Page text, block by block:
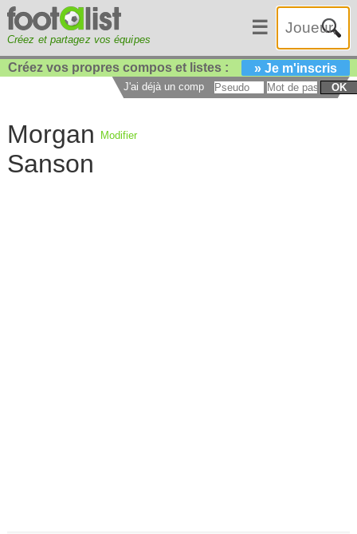
Créez et partagez vos équipes
☰
Créez vos propres compos et listes : » Je m'inscris
J'ai déjà un compte : OK
Morgan
Sanson
Modifier